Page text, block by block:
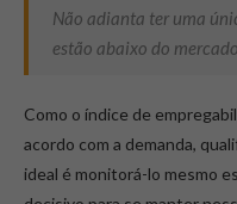
Não adianta ter uma
estão abaixo do
Como o índice de
acordo com a demanda,
ideal é monitorá-lo mesmo